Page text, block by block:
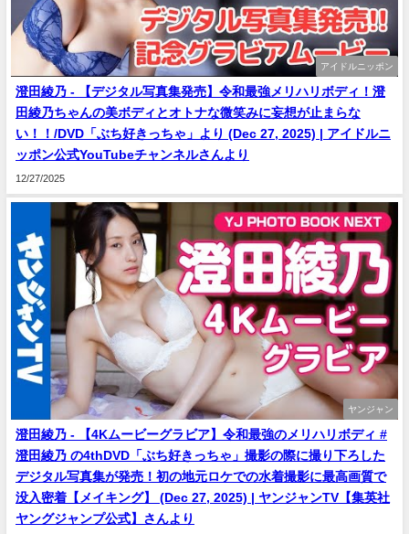
アイドルニッポン
澄田綾乃 - 【デジタル写真集発売】令和最強メリハリボディ！澄
田綾乃ちゃんの美ボディとオトナな微笑みに妄想が止まらな
い！！/DVD「ぶち好きっちゃ」より (Dec 27, 2025) | アイドルニ
ッポン公式YouTubeチャンネルさんより
12/27/2025
ヤンジャン
澄田綾乃 - 【4Kムービーグラビア】令和最強のメリハリボディ #
澄田綾乃 の4thDVD「ぶち好きっちゃ」撮影の際に撮り下ろした
デジタル写真集が発売！初の地元ロケでの水着撮影に最高画質で
没入密着【メイキング】 (Dec 27, 2025) | ヤンジャンTV【集英社
ヤングジャンプ公式】さんより